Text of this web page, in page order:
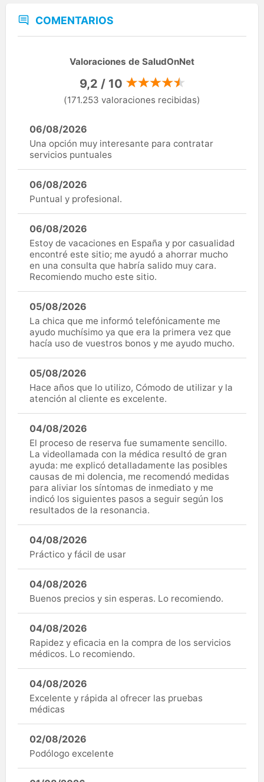
COMENTARIOS
Valoraciones de SaludOnNet
9,2 / 10
(171.253 valoraciones recibidas)
06/08/2026
Una opción muy interesante para contratar
servicios puntuales
06/08/2026
Puntual y profesional.
06/08/2026
Estoy de vacaciones en España y por casualidad
encontré este sitio; me ayudó a ahorrar mucho
en una consulta que habría salido muy cara.
Recomiendo mucho este sitio.
05/08/2026
La chica que me informó telefónicamente me
ayudo muchísimo ya que era la primera vez que
hacía uso de vuestros bonos y me ayudo mucho.
05/08/2026
Hace años que lo utilizo, Cómodo de utilizar y la
atención al cliente es excelente.
04/08/2026
El proceso de reserva fue sumamente sencillo.
La videollamada con la médica resultó de gran
ayuda: me explicó detalladamente las posibles
causas de mi dolencia, me recomendó medidas
para aliviar los síntomas de inmediato y me
indicó los siguientes pasos a seguir según los
resultados de la resonancia.
04/08/2026
Práctico y fácil de usar
04/08/2026
Buenos precios y sin esperas. Lo recomiendo.
04/08/2026
Rapidez y eficacia en la compra de los servicios
médicos. Lo recomiendo.
04/08/2026
Excelente y rápida al ofrecer las pruebas
médicas
02/08/2026
Podólogo excelente